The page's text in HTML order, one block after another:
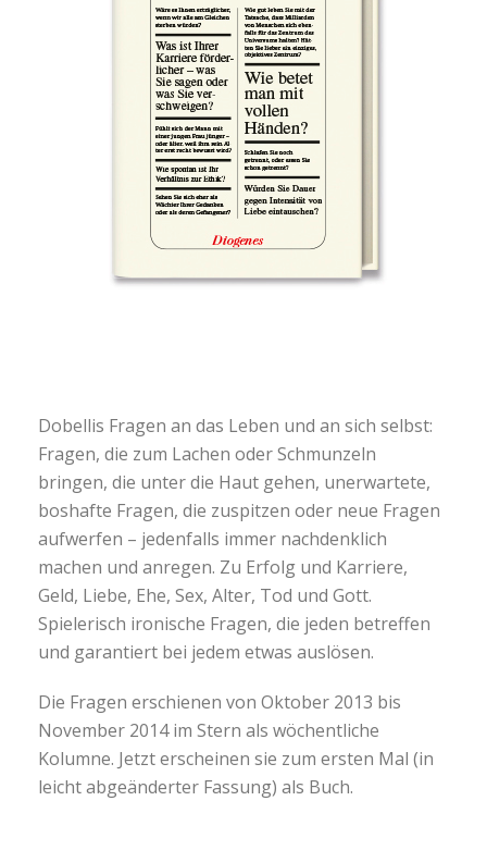
Dobellis Fragen an das Leben und an sich selbst:
Fragen, die zum Lachen oder Schmunzeln
bringen, die unter die Haut gehen, unerwartete,
boshafte Fragen, die zuspitzen oder neue Fragen
aufwerfen – jedenfalls immer nachdenklich
machen und anregen. Zu Erfolg und Karriere,
Geld, Liebe, Ehe, Sex, Alter, Tod und Gott.
Spielerisch ironische Fragen, die jeden betreffen
und garantiert bei jedem etwas auslösen.
Die Fragen erschienen von Oktober 2013 bis
November 2014 im Stern als wöchentliche
Kolumne. Jetzt erscheinen sie zum ersten Mal (in
leicht abgeänderter Fassung) als Buch.